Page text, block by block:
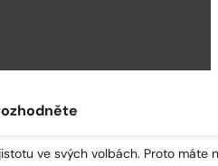
ve svých volbách. Proto máte